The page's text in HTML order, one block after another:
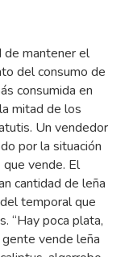
de mantener el
del consumo de
consumida en
mitad de los
Un vendedor
por la situación
vende. El
cantidad de leña
temporal que
“Hay poca plata,
vende leña